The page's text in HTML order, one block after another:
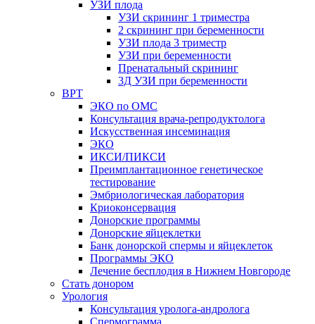
УЗИ плода
УЗИ скрининг 1 триместра
2 скрининг при беременности
УЗИ плода 3 триместр
УЗИ при беременности
Пренатальный скрининг
3Д УЗИ при беременности
ВРТ
ЭКО по ОМС
Консультация врача-репродуктолога
Искусственная инсеминация
ЭКО
ИКСИ/ПИКСИ
Преимплантационное генетическое
тестирование
Эмбриологическая лаборатория
Криоконсервация
Донорские программы
Донорские яйцеклетки
Банк донорской спермы и яйцеклеток
Программы ЭКО
Лечение бесплодия в Нижнем Новгороде
Стать донором
Урология
Консультация уролога-андролога